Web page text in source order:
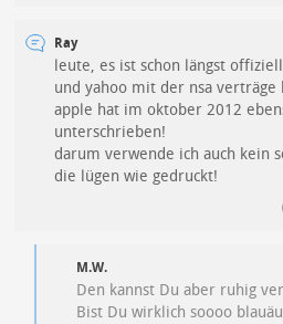
Ray
leute, es ist schon längst
und yahoo mit der nsa verträge
apple hat im oktober 2012
unterschrieben!
darum verwende ich auch kein
die lügen wie gedruckt!
M.W.
Den kannst Du aber ruhig
Bist Du wirklich soooo